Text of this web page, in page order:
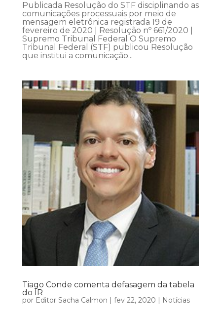
Publicada Resolução do STF disciplinando as
comunicações processuais por meio de
mensagem eletrônica registrada 19 de
fevereiro de 2020 | Resolução nº 661/2020 |
Supremo Tribunal Federal O Supremo
Tribunal Federal (STF) publicou Resolução
que institui a comunicação...
Tiago Conde comenta defasagem da tabela
do IR
por Editor Sacha Calmon | fev 22, 2020 | Notícias